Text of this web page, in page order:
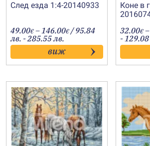
След езда 1:4-20140933
49.00€ –146.00€Price
range:
49.00€
through
146.00€
/ 95.84
лв. - 285.55 лв.
виж
Коне в
32.00€ –
-